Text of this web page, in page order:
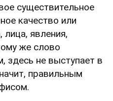
существительное
качество или
лица, явления,
же слово
здесь не выступает в
правильным